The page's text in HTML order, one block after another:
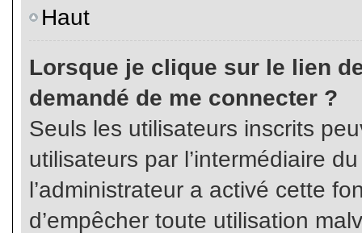
Haut
Lorsque je clique sur le lien
demandé de me connecter ?
Seuls les utilisateurs inscrits
utilisateurs par l’intermédiaire
l’administrateur a activé cette
d’empêcher toute utilisation